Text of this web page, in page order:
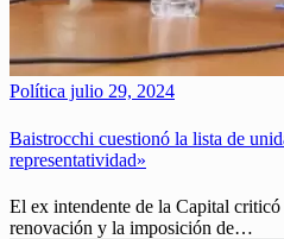
Política julio 29, 2024
Baistrocchi cuestionó la lista de
representatividad»
El ex intendente de la Capital
renovación y la imposición de…